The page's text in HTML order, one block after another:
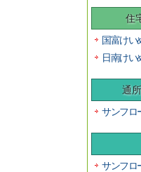
住
国富けい
日南けい
通
サンフロ
サンフロ